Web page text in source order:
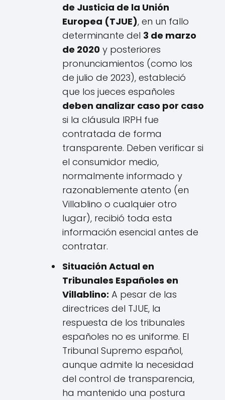
de Justicia de la Unión
Europea (TJUE), en un fallo
determinante del 3 de marzo
de 2020 y posteriores
pronunciamientos (como los
de julio de 2023), estableció
que los jueces españoles
deben analizar caso por caso
si la cláusula IRPH fue
contratada de forma
transparente. Deben verificar si
el consumidor medio,
normalmente informado y
razonablemente atento (en
Villablino o cualquier otro
lugar), recibió toda esta
información esencial antes de
contratar.
Situación Actual en
Tribunales Españoles en
Villablino: A pesar de las
directrices del TJUE, la
respuesta de los tribunales
españoles no es uniforme. El
Tribunal Supremo español,
aunque admite la necesidad
del control de transparencia,
ha mantenido una postura